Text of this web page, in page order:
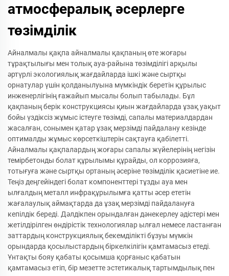
атмосфералық әсерлерге
төзімділік
Айналмалы қақпа айналмалы қақпаның өте жоғары
тұрақтылығы мен толық ауа-райына төзімділігі арқылы
әртүрлі экологиялық жағдайларда ішкі және сыртқы
орнатулар үшін қолданылуына мүмкіндік беретін құрылыс
инженерлігінің ғажайып мысалы болып табылады. Бұл
қақпаның берік конструкциясы қиын жағдайларда ұзақ уақыт
бойы үздіксіз жұмыс істеуге төзімді, сапалы материалдардан
жасалған, сонымен қатар ұзақ мерзімді пайдалану кезінде
оптималды жұмыс көрсеткіштерін сақтауға қабілетті.
Айналмалы қақпалардың жоғары сапалы жүйелерінің негізін
темірбетонды болат құрылымы құрайды, ол коррозияға,
тотығуға және сыртқы ортаның әсеріне төзімділік қасиетіне ие.
Теңіз деңгейіндегі болат компоненттері тұзды ауа мен
ылғалдың металл инфрақұрылымға қатты әсер ететін
жағалаулық аймақтарда да ұзақ мерзімді пайдалануға
кепілдік береді. Дәлдікпен орындалған дәнекерлеу әдістері мен
жетілдірілген өндірістік технологиялар ылғал немесе ластанған
заттардың конструкциялық бекемділікті бұзуы мүмкін
орындарда қосылыстардың біркелкілігін қамтамасыз етеді.
Ұнтақты бояу қабаты қосымша қорғаныс қабатын
қамтамасыз етіп, бір мезетте эстетикалық тартымдылық пен